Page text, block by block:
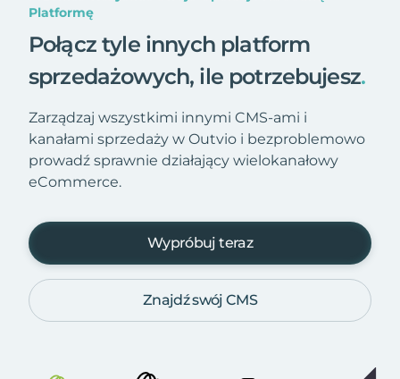
Platformę
Połącz tyle innych platform
sprzedażowych, ile potrzebujesz.
Zarządzaj wszystkimi innymi CMS-ami i
kanałami sprzedaży w Outvio i bezproblemowo
prowadź sprawnie działający wielokanałowy
eCommerce.
Wypróbuj teraz
Znajdź swój CMS